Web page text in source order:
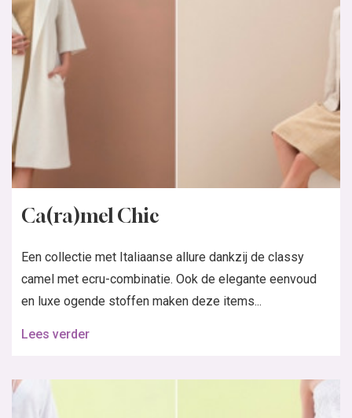
Ca(ra)mel Chic
Een collectie met Italiaanse allure dankzij de classy
camel met ecru-combinatie. Ook de elegante eenvoud
en luxe ogende stoffen maken deze items...
Lees verder